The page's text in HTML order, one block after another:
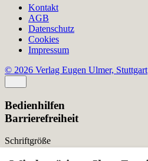
Kontakt
AGB
Datenschutz
Cookies
Impressum
© 2026 Verlag Eugen Ulmer, Stuttgart
Bedienhilfen
Barrierefreiheit
Schriftgröße